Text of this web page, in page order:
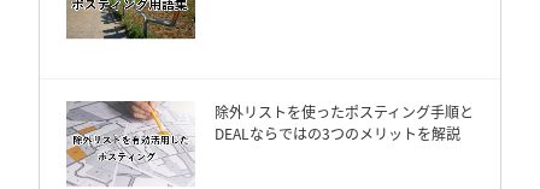
除外リストを使ったポスティング手順と
DEALならではの3つのメリットを解説